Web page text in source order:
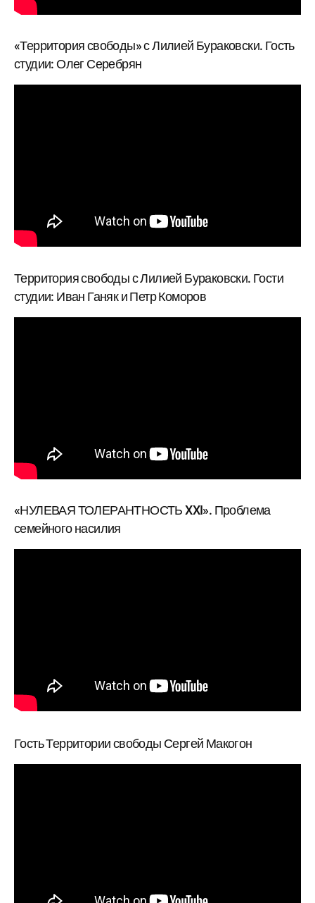
«Территория свободы» с Лилией Бураковски. Гость
студии: Олег Серебрян
Территория свободы с Лилией Бураковски. Гости
студии: Иван Ганяк и Петр Коморов
«НУЛЕВАЯ ТОЛЕРАНТНОСТЬ XXI». Проблема
семейного насилия
Гость Территории свободы Сергей Макогон